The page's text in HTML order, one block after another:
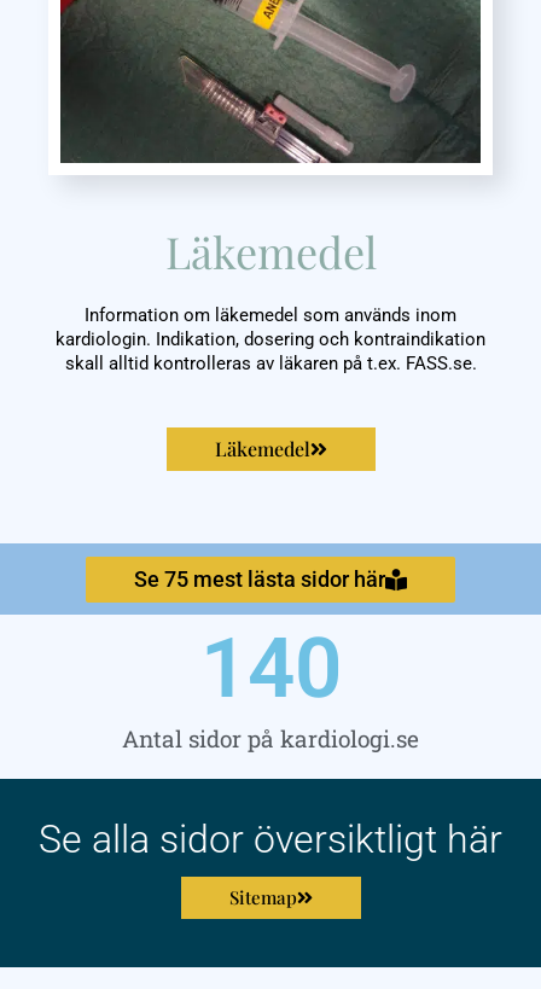
Läkemedel
Information om läkemedel som används inom
kardiologin. Indikation, dosering och kontraindikation
skall alltid kontrolleras av läkaren på t.ex. FASS.se.
Läkemedel
Se 75 mest lästa sidor här
Antal sidor på kardiologi.se
140
Se alla sidor översiktligt här
Sitemap